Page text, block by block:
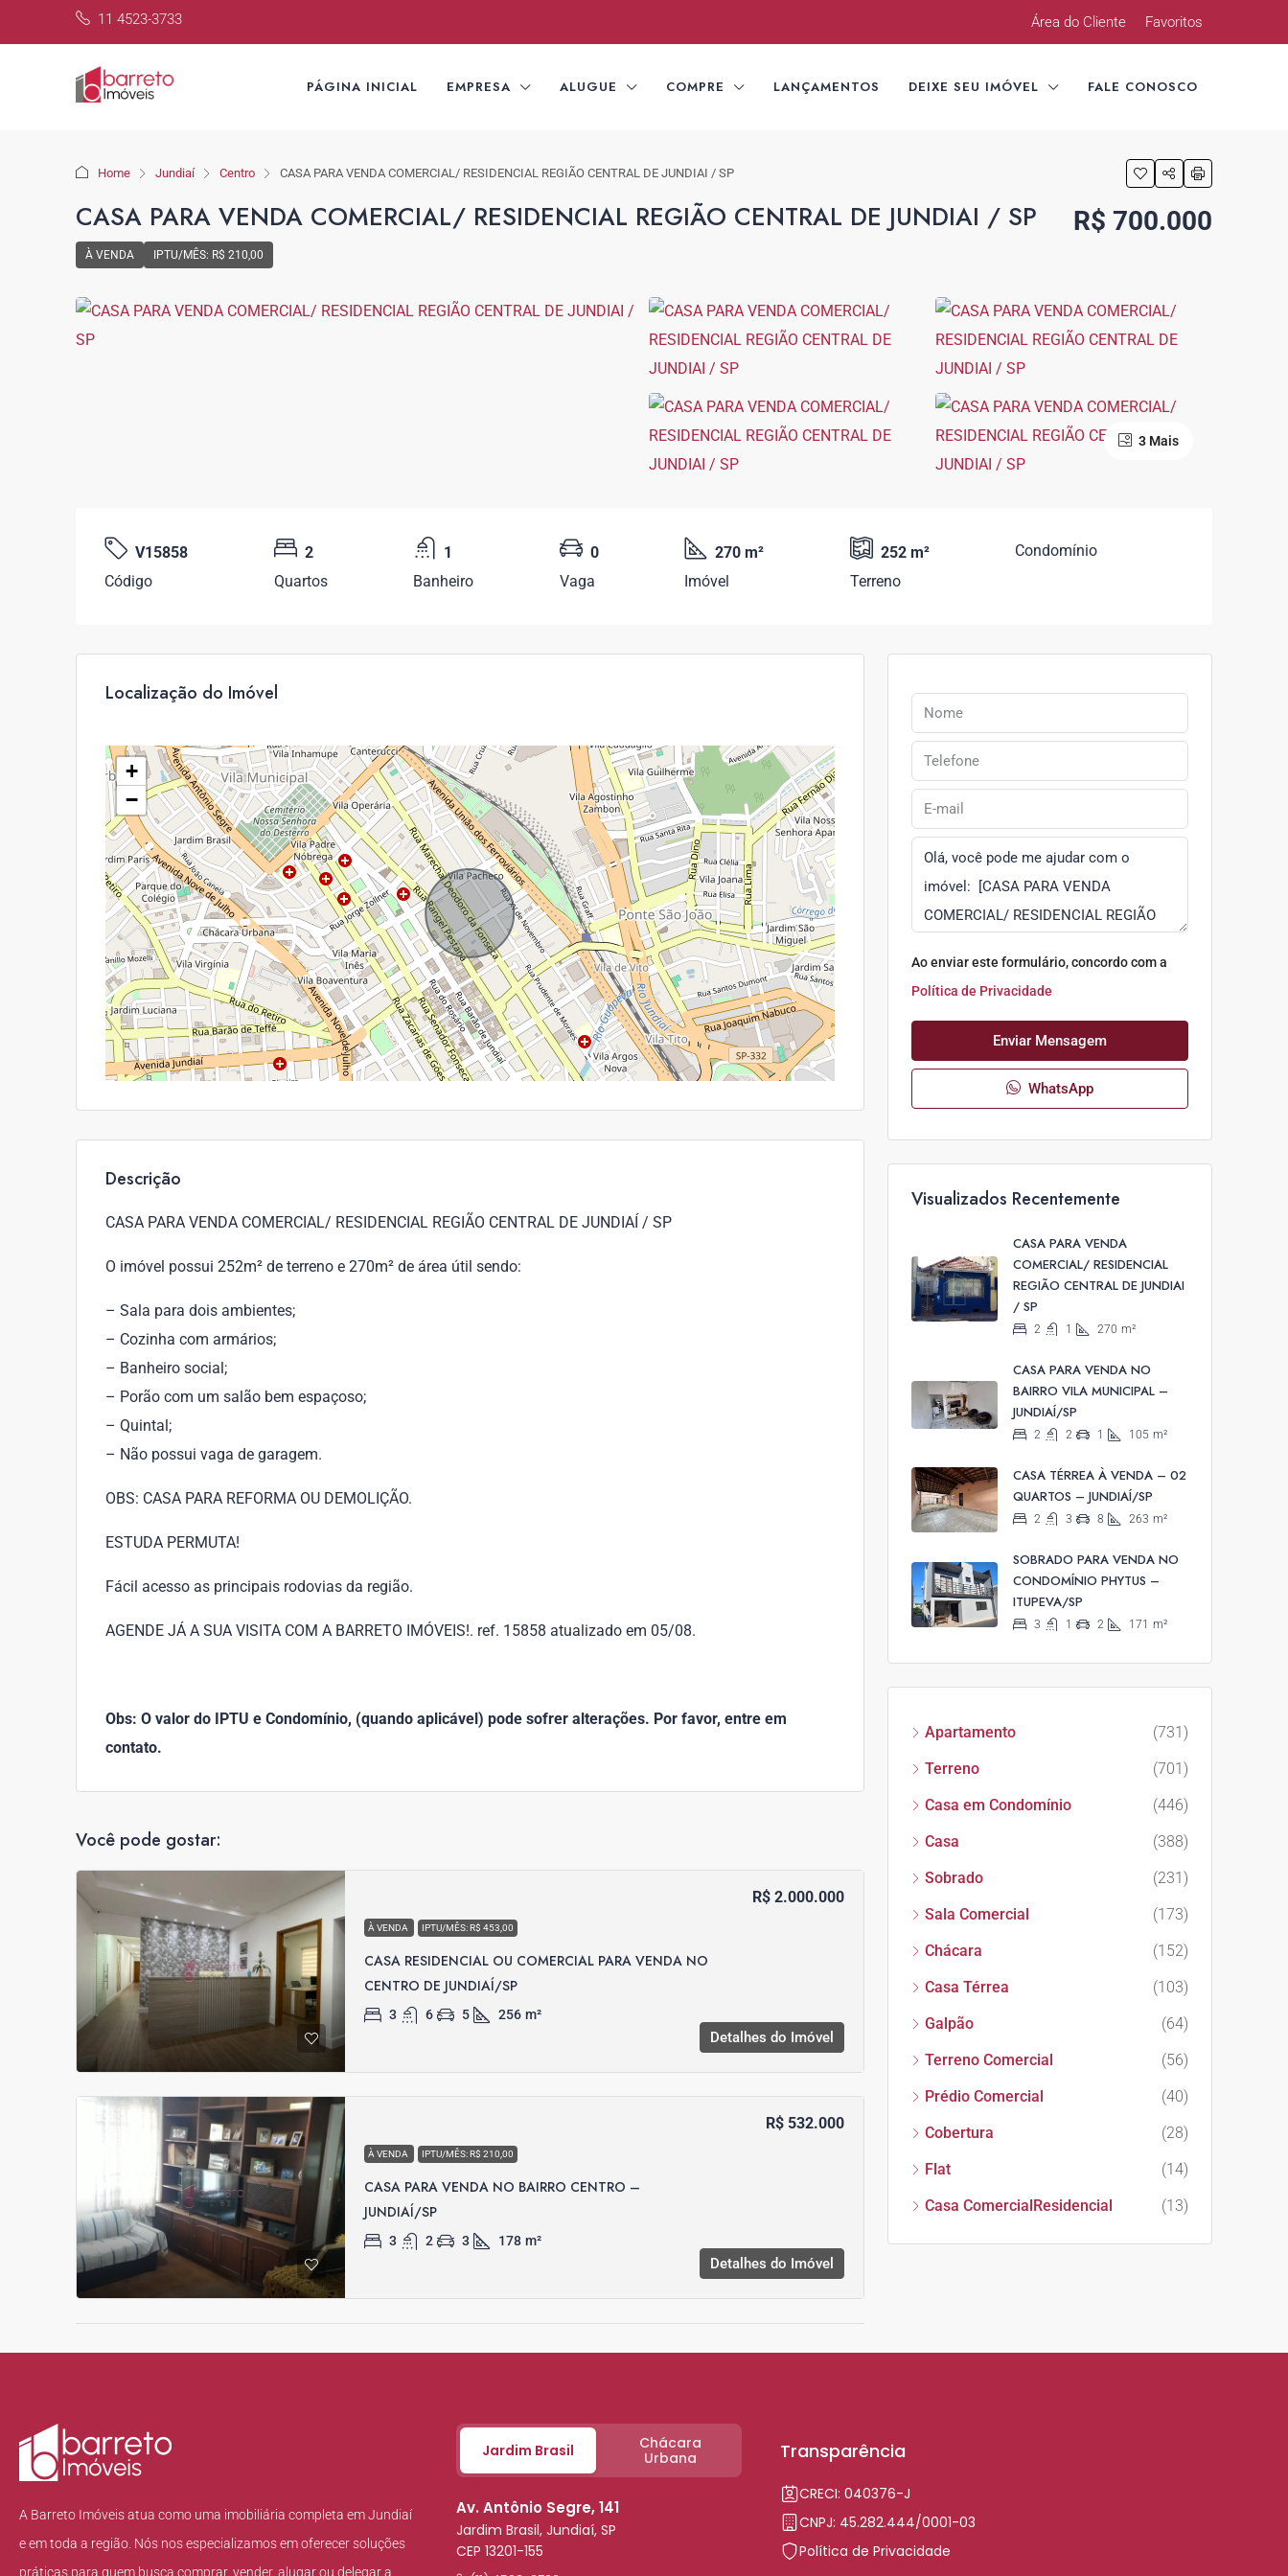
11 4523-3733 Área do Cliente Favoritos
PÁGINA INICIAL EMPRESA ALUGUE COMPRE LANÇAMENTOS DEIXE SEU IMÓVEL FALE CONOSCO
Home Jundiaí Centro CASA PARA VENDA COMERCIAL/ RESIDENCIAL REGIÃO CENTRAL DE JUNDIAI / SP
CASA PARA VENDA COMERCIAL/ RESIDENCIAL REGIÃO CENTRAL DE JUNDIAI / SP
À VENDA IPTU/MÊS: R$ 210,00
R$ 700.000
3 Mais
V15858
Código
2
Quartos
1
Banheiro
0
Vaga
270 m²
Imóvel
252 m²
Terreno
Condomínio
Localização do Imóvel
+
−
Descrição
CASA PARA VENDA COMERCIAL/ RESIDENCIAL REGIÃO CENTRAL DE JUNDIAÍ / SP
O imóvel possui 252m² de terreno e 270m² de área útil sendo:
– Sala para dois ambientes;
– Cozinha com armários;
– Banheiro social;
– Porão com um salão bem espaçoso;
– Quintal;
– Não possui vaga de garagem.
OBS: CASA PARA REFORMA OU DEMOLIÇÃO.
ESTUDA PERMUTA!
Fácil acesso as principais rodovias da região.
AGENDE JÁ A SUA VISITA COM A BARRETO IMÓVEIS!. ref. 15858 atualizado em 05/08.
Obs: O valor do IPTU e Condomínio, (quando aplicável) pode sofrer alterações. Por favor, entre em
contato.
Você pode gostar:
À VENDA IPTU/MÊS: R$ 453,00
CASA RESIDENCIAL OU COMERCIAL PARA VENDA NO
CENTRO DE JUNDIAÍ/SP
R$ 2.000.000
3 6 5 256 m²
Detalhes do Imóvel
À VENDA IPTU/MÊS: R$ 210,00
CASA PARA VENDA NO BAIRRO CENTRO –
JUNDIAÍ/SP
R$ 532.000
3 2 3 178 m²
Detalhes do Imóvel
Ao enviar este formulário, concordo com a
Política de Privacidade
Enviar Mensagem
WhatsApp
Visualizados Recentemente
CASA PARA VENDA
COMERCIAL/ RESIDENCIAL
REGIÃO CENTRAL DE JUNDIAI
/ SP
2 1 270 m²
CASA PARA VENDA NO
BAIRRO VILA MUNICIPAL –
JUNDIAÍ/SP
2 2 1 105 m²
CASA TÉRREA À VENDA – 02
QUARTOS – JUNDIAÍ/SP
2 3 8 263 m²
SOBRADO PARA VENDA NO
CONDOMÍNIO PHYTUS –
ITUPEVA/SP
3 1 2 171 m²
Apartamento
(731)
Terreno
(701)
Casa em Condomínio
(446)
Casa
(388)
Sobrado
(231)
Sala Comercial
(173)
Chácara
(152)
Casa Térrea
(103)
Galpão
(64)
Terreno Comercial
(56)
Prédio Comercial
(40)
Cobertura
(28)
Flat
(14)
Casa ComercialResidencial
(13)
A Barreto Imóveis atua como uma imobiliária completa em Jundiaí
e em toda a região. Nós nos especializamos em oferecer soluções
práticas para quem busca comprar, vender, alugar ou delegar a
Jardim Brasil
Chácara
Urbana
Av. Antônio Segre, 141
Jardim Brasil, Jundiaí, SP
CEP 13201-155
Transparência
CRECI: 040376-J
CNPJ: 45.282.444/0001-03
Política de Privacidade